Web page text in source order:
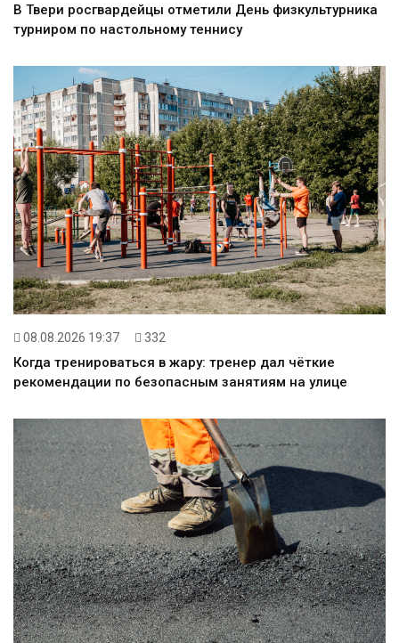
В Твери росгвардейцы отметили День физкультурника
турниром по настольному теннису
08.08.2026 19:37 332
Когда тренироваться в жару: тренер дал чёткие
рекомендации по безопасным занятиям на улице